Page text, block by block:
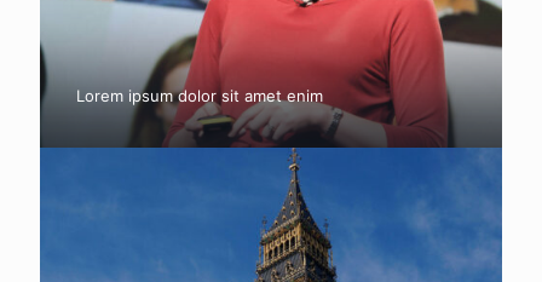
Lorem ipsum dolor sit amet enim